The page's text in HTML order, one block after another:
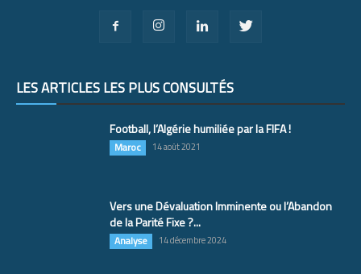
LES ARTICLES LES PLUS CONSULTÉS
Football, l’Algérie humiliée par la FIFA !
Maroc 14 août 2021
Vers une Dévaluation Imminente ou l’Abandon
de la Parité Fixe ?...
Analyse 14 décembre 2024